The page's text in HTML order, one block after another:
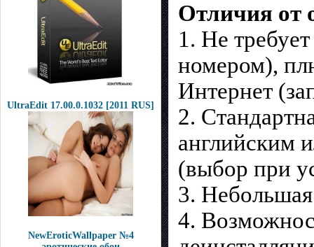
UltraEdit 17.00.0.1032 [2011 RUS]
NewEroticWallpaper №4
Отличия от
1. Не
номером),
Интернет
2.
английским
(выбор при
3.
4.